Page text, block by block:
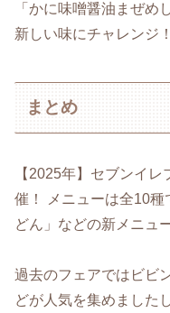
「かに味噌醤油まぜめ
新しい味にチャレンジ！
まとめ
【2025年】セブンイ
催！ メニューは全10種
どん」などの新メニュ
過去のフェアではビビ
どが人気を集めました